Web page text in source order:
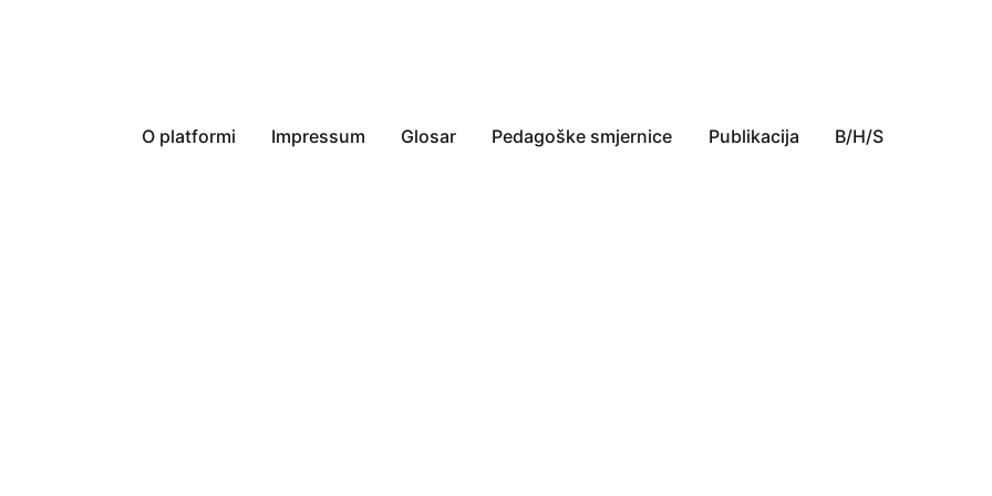
O platformi Impressum Glosar Pedagoške smjernice Publikacija B/H/S